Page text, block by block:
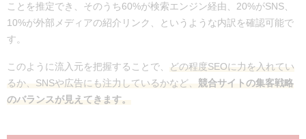
ことを推定でき、そのうち60%が検索エンジン経由、20%がSNS、
10%が外部メディアの紹介リンク、というような内訳を確認可能で
す。
このように流入元を把握することで、
どの程度SEOに力を入れてい
るか、SNSや広告にも注力しているかなど、 競合サイトの集客戦略
のバランスが見えてきます。